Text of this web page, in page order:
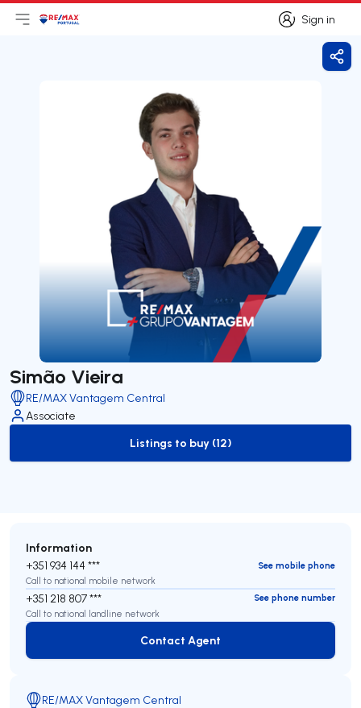
Sign in
Sign in
Open main menu
LogoGo to homepage
Simão Vieira
RE/MAX Vantagem Central
Associate
to-buy-listing
Listings to buy (12)
Information
+351 934 144 ***
See mobile phone
Call to national mobile network
+351 218 807 ***
See phone number
Call to national landline network
Contact Agent
Contact Agent
RE/MAX Vantagem Central